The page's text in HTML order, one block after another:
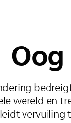
wereld en
vervuiling